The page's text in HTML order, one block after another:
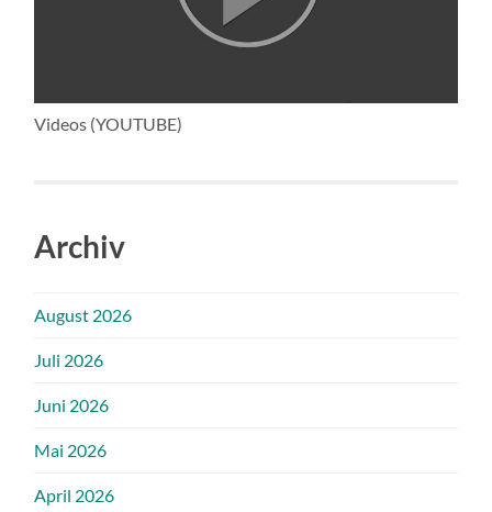
Videos (YOUTUBE)
Archiv
August 2026
Juli 2026
Juni 2026
Mai 2026
April 2026